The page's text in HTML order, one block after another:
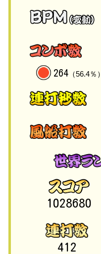
264 （56.4％）
1028680
412